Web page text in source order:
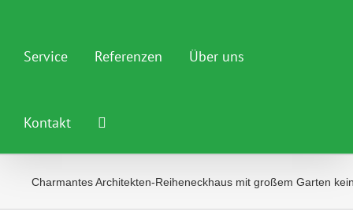
Service Referenzen Über uns
Kontakt
Charmantes Architekten-Reiheneckhaus mit großem Garten